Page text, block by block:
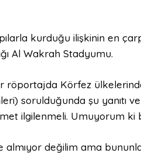
kurduğu ilişkinin en
Al Wakrah Stadyumu.
röportajda Körfez
sorulduğunda şu yanıtı
ilgilenmeli. Umuyorum ki
almıyor değilim ama